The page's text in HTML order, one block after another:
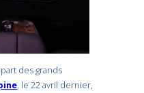
des grands
, le 22 avril dernier,